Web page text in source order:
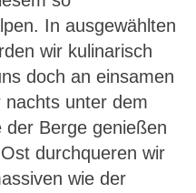
In ausgewählten
wir kulinarisch
doch an einsamen
unter dem
der Berge genießen
durchqueren wir
wie der